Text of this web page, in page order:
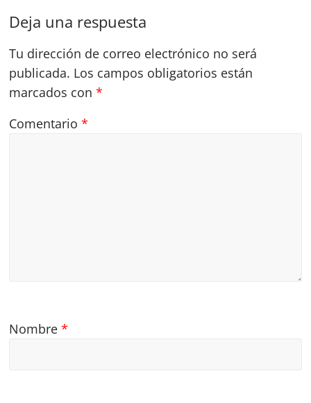
Deja una respuesta
Tu dirección de correo electrónico no será
publicada. Los campos obligatorios están
marcados con*
Comentario*
Nombre*